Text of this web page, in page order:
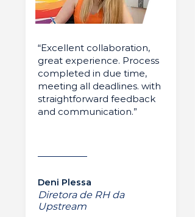
“Excellent collaboration,
great experience. Process
completed in due time,
meeting all deadlines. with
straightforward feedback
and communication.”
Deni Plessa
Diretora de RH da
Upstream